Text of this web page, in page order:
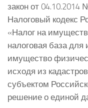
закон от
Налоговый кодекс
«Налог на
налоговая база
имущество
исходя из
субъектом
решение о единой